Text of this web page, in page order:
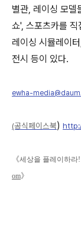
별관, 레이싱 모델
쇼', 스포츠카를
레이싱 시뮬레이
전시 등이 있다.
ewha-
(공식페이스북)
《세상을 플레이하라
om》